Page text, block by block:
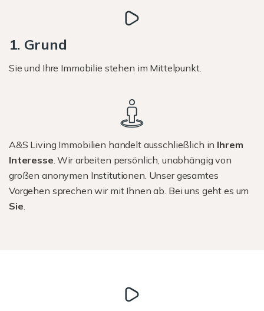
1. Grund
Sie und Ihre Immobilie stehen im Mittelpunkt.
A&S Living Immobilien handelt ausschließlich in Ihrem
Interesse. Wir arbeiten persönlich, unabhängig von
großen anonymen Institutionen. Unser gesamtes
Vorgehen sprechen wir mit Ihnen ab. Bei uns geht es um
Sie.